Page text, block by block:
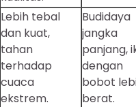
Lebih tebal
dan kuat,
tahan
terhadap
cuaca
ekstrem.
Budidaya
jangka
panjang,
dengan
bobot
berat.